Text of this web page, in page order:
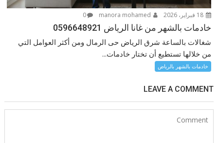
18 فبراير، 2026 0
خادمات بالشهر من غانا الرياض 0596648921
شغالات بالساعة شرق الرياض حى الرمال ومن أكثر العوامل التي
من خلالها تستطيع أن تختار خادمات...
خادمات بالشهر بالرياض
LEAVE A COMMENT